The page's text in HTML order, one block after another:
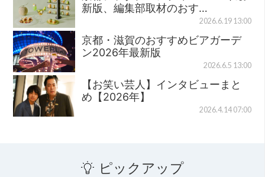
新版、編集部取材のおす…
2026.6.19 13:00
京都・滋賀のおすすめビアガーデ
ン2026年最新版
2026.6.5 13:00
【お笑い芸人】インタビューまと
め【2026年】
2026.4.14 07:00
ピックアップ